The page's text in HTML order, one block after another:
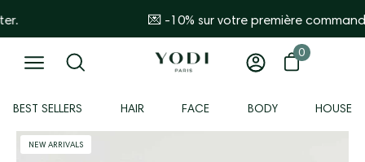
to
💌 -10% sur votre première commande en vous
🎁
Open
menu
Open
bar
My
Open basket
0
0 items
BEST SELLERS HAIR FACE BODY HOUSE
NEW ARRIVALS
Open